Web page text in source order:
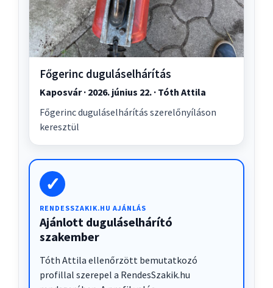
Főgerinc duguláselhárítás
Kaposvár · 2026. június 22. · Tóth Attila
Főgerinc duguláselhárítás szerelőnyíláson
keresztül
✓
RENDESSZAKIK.HU AJÁNLÁS
Ajánlott duguláselhárító
szakember
Tóth Attila ellenőrzött bemutatkozó
profillal szerepel a RendesSzakik.hu